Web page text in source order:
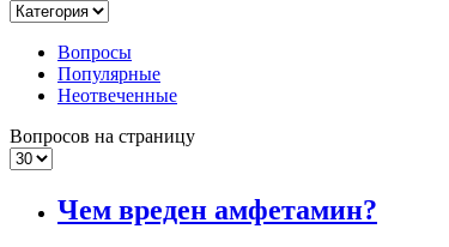
Вопросы
Популярные
Неотвеченные
Вопросов на страницу
Чем вреден амфетамин?